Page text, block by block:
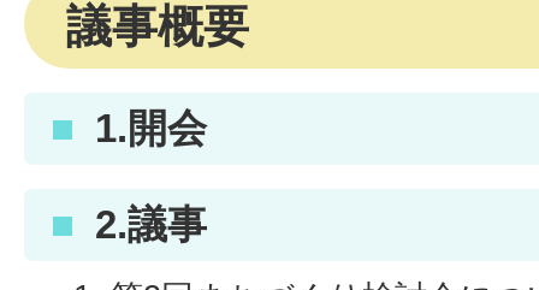
議事概要
1.開会
2.議事